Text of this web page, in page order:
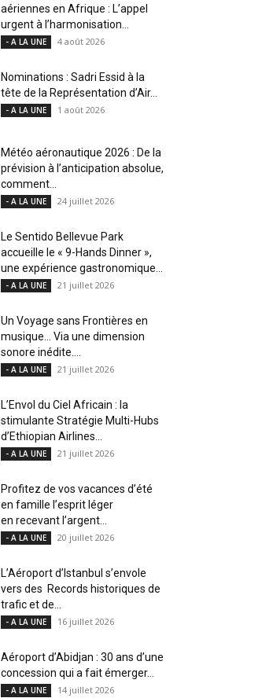
aériennes en Afrique : L’appel
urgent à l’harmonisation...
- A LA UNE 4 août 2026
Nominations : Sadri Essid à la
tête de la Représentation d’Air...
- A LA UNE 1 août 2026
Météo aéronautique 2026 : De la
prévision à l’anticipation absolue,
comment...
- A LA UNE 24 juillet 2026
Le Sentido Bellevue Park
accueille le « 9-Hands Dinner »,
une expérience gastronomique...
- A LA UNE 21 juillet 2026
Un Voyage sans Frontières en
musique… Via une dimension
sonore inédite....
- A LA UNE 21 juillet 2026
L’Envol du Ciel Africain : la
stimulante Stratégie Multi-Hubs
d’Ethiopian Airlines...
- A LA UNE 21 juillet 2026
Profitez de vos vacances d’été
en famille l’esprit léger
en recevant l’argent...
- A LA UNE 20 juillet 2026
L’Aéroport d’Istanbul s’envole
vers des Records historiques de
trafic et de...
- A LA UNE 16 juillet 2026
Aéroport d’Abidjan : 30 ans d’une
concession qui a fait émerger...
- A LA UNE 14 juillet 2026